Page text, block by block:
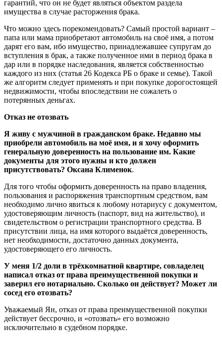
гарантий, что он не будет являться объектом раздела
имущества в случае расторжения брака.
Что можно здесь порекомендовать? Самый простой вариант –
папа или мама приобретают автомобиль на своё имя, а потом
дарят его вам, ибо имущество, принадлежавшее супругам до
вступления в брак, а также полученное ими в период брака в
дар или в порядке наследования, является собственностью
каждого из них (статья 26 Кодекса РБ о браке и семье). Такой
же алгоритм следует применять и при покупке дорогостоящей
недвижимости, чтобы впоследствии не сожалеть о
потерянных деньгах.
Отказ не отозвать
Я живу с мужчиной в гражданском браке. Недавно мы
приобрели автомобиль на моё имя, и я хочу оформить
генеральную доверенность на пользование им. Какие
документы для этого нужны и кто должен
присутствовать? Оксана Клименок.
Для того чтобы оформить доверенность на право владения,
пользования и распоряжения транспортным средством, вам
необходимо лично явиться к любому нотариусу с документом,
удостоверяющим личность (паспорт, вид на жительство), и
свидетельством о регистрации транспортного средства. В
присутствии лица, на имя которого выдаётся доверенность,
нет необходимости, достаточно данных документа,
удостоверяющего его личность.
У меня 1/2 доли в трёхкомнатной квартире, совладелец
написал отказ от права преимущественной покупки и
заверил его нотариально. Сколько он действует? Может ли
сосед его отозвать?
Уважаемый Ян, отказ от права преимущественной покупки
действует бессрочно, и «отозвать» его возможно
исключительно в судебном порядке.